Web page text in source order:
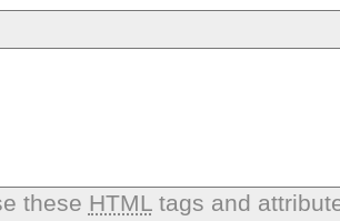
these HTMLtags and